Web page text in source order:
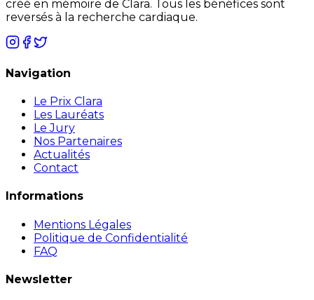
créé en mémoire de Clara. Tous les bénéfices sont
reversés à la recherche cardiaque.
Navigation
Le Prix Clara
Les Lauréats
Le Jury
Nos Partenaires
Actualités
Contact
Informations
Mentions Légales
Politique de Confidentialité
FAQ
Newsletter